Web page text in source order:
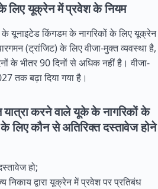
लिए यूक्रेन में प्रवेश के नियम
के यूनाइटेड किंगडम के नागरिकों के लिए यूक्रेन
(ट्रांजिट) के लिए वीजा-मुक्त व्यवस्था है,
के भीतर 90 दिनों से अधिक नहीं है। वीजा-
तक बढ़ा दिया गया है।
यात्रा करने वाले यूके के नागरिकों के
कौन से अतिरिक्त दस्तावेज होने
हो;
द्वारा यूक्रेन में प्रवेश पर प्रतिबंध